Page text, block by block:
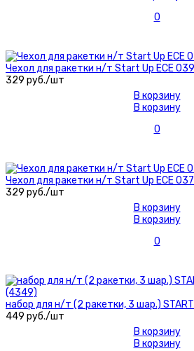
0
Чехол для ракетки н/т Start Up ECE 039
329 руб./шт
В корзину
В корзину
0
Чехол для ракетки н/т Start Up ECE 037
329 руб./шт
В корзину
В корзину
0
набор для н/т (2 ракетки, 3 шар.)
449 руб./шт
В корзину
В корзину